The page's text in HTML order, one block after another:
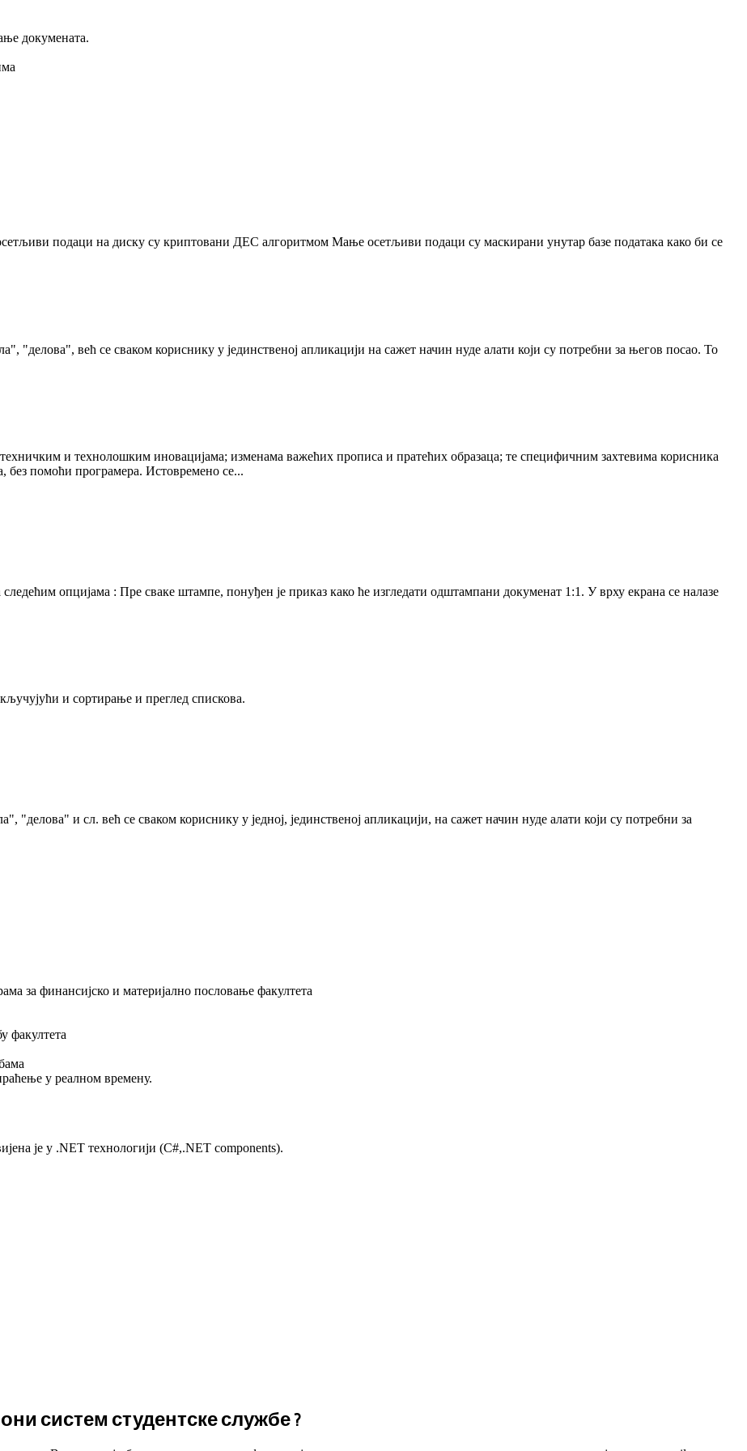
докумената.
подаци на диску су криптовани ДЕС алгоритмом Мање осетљиви подаци су маскирани унутар базе података како би се
већ се сваком кориснику у јединственој апликацији на сажет начин нуде алати који су потребни за његов посао. То
и технолошким иновацијама; изменама важећих прописа и пратећих образаца; те специфичним захтевима корисника
без помоћи програмера. Истовремено се...
опцијама : Пре сваке штампе, понуђен је приказ како ће изгледати одштампани докуменат 1:1. У врху екрана се налазе
и сортирање и преглед спискова.
и сл. већ се сваком кориснику у једној, јединственој апликацији, на сажет начин нуде алати који су потребни за
за финансијско и материјално пословање факултета
факултета
у реалном времену.
је у .NET технологији (C#,.NET components).
систем студентске службе ?